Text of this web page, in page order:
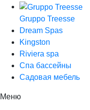
Gruppo Treesse
Dream Spas
Kingston
Riviera spa
Спа бассейны
Садовая мебель
Меню